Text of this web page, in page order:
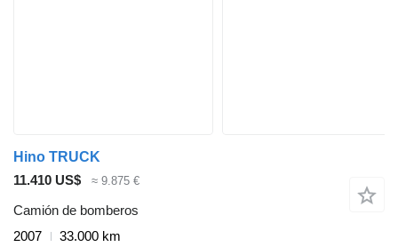
Hino TRUCK
11.410 US$
≈ 9.875 €
Camión de bomberos
2007
33.000 km